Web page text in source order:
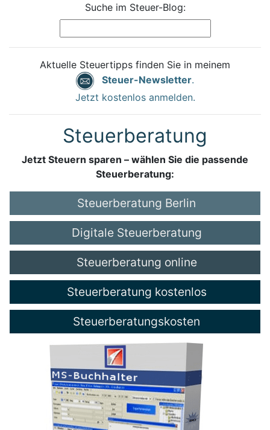
Suche im Steuer-Blog:
Aktuelle Steuertipps finden Sie in meinem
Steuer-Newsletter.
Jetzt kostenlos anmelden.
Steuerberatung
Jetzt Steuern sparen – wählen Sie die passende
Steuerberatung:
Steuerberatung Berlin
Digitale Steuerberatung
Steuerberatung online
Steuerberatung kostenlos
Steuerberatungskosten